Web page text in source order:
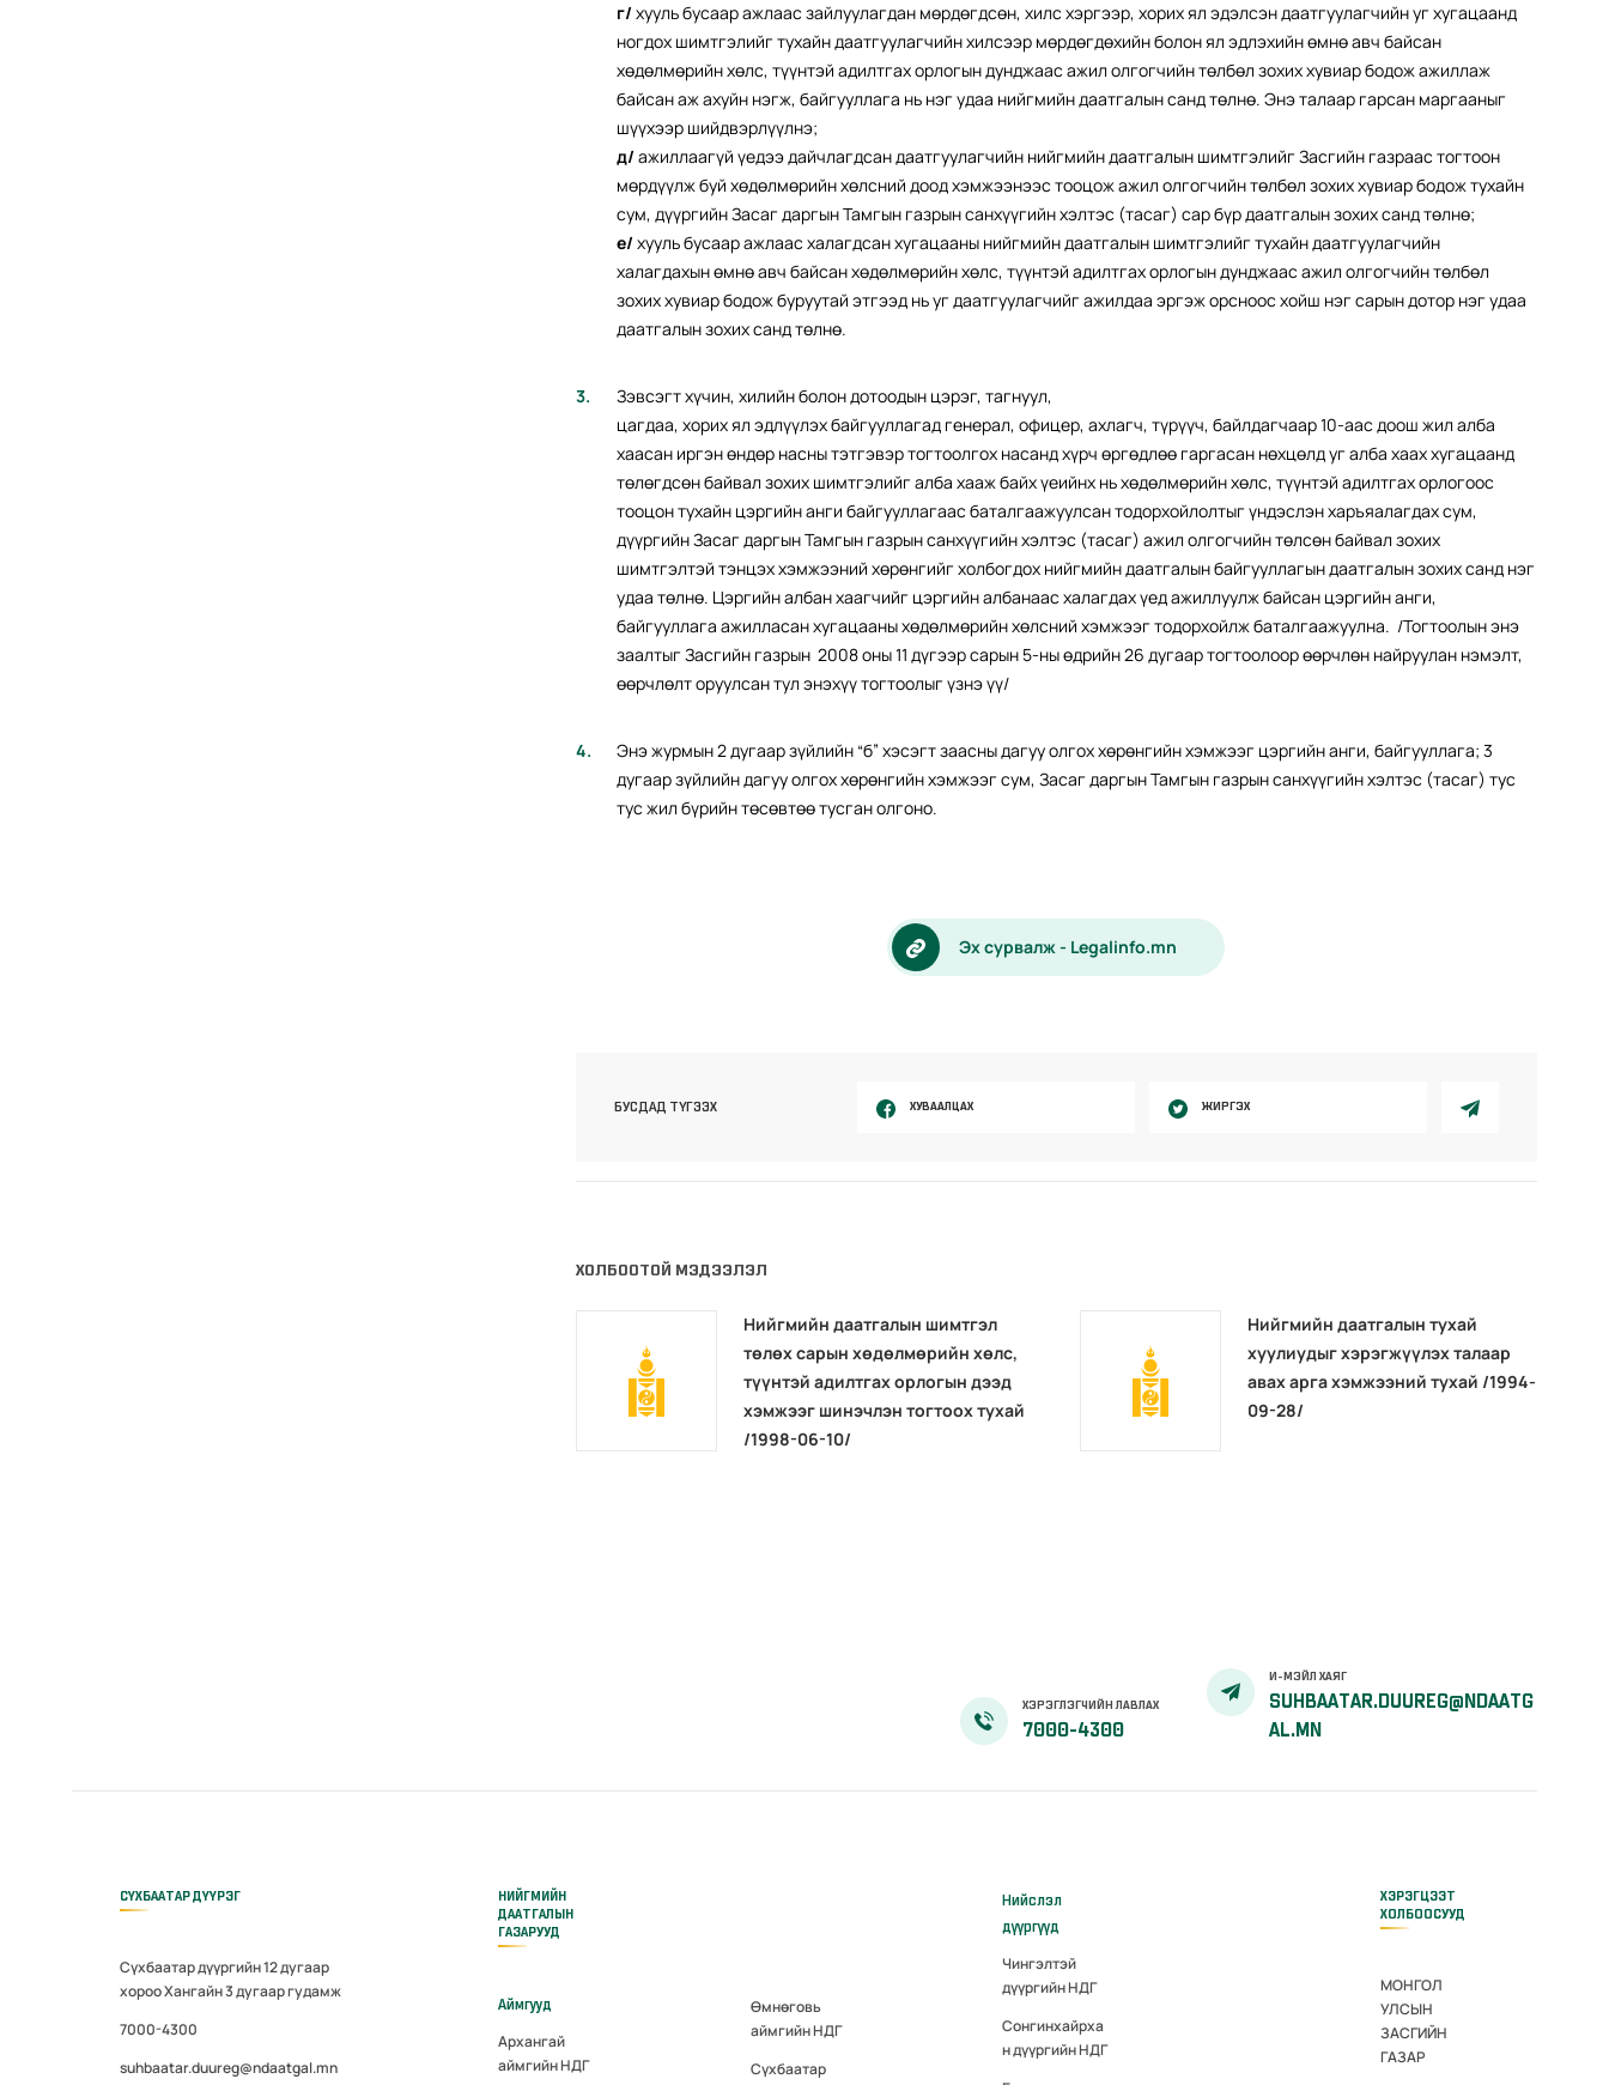
г/ хууль бусаар ажлаас зайлуулагдан мөрдөгдсөн, хилс хэргээр, хорих ял эдэлсэн даатгуулагчийн уг хугацаанд
ногдох шимтгэлийг тухайн даатгуулагчийн хилсээр мөрдөгдөхийн болон ял эдлэхийн өмнө авч байсан
хөдөлмөрийн хөлс, түүнтэй адилтгах орлогын дунджаас ажил олгогчийн төлбөл зохих хувиар бодож ажиллаж
байсан аж ахуйн нэгж, байгууллага нь нэг удаа нийгмийн даатгалын санд төлнө. Энэ талаар гарсан маргааныг
шүүхээр шийдвэрлүүлнэ;
д/ ажиллаагүй үедээ дайчлагдсан даатгуулагчийн нийгмийн даатгалын шимтгэлийг Засгийн газраас тогтоон
мөрдүүлж буй хөдөлмөрийн хөлсний доод хэмжээнээс тооцож ажил олгогчийн төлбөл зохих хувиар бодож тухайн
сум, дүүргийн Засаг даргын Тамгын газрын санхүүгийн хэлтэс (тасаг) сар бүр даатгалын зохих санд төлнө;
е/ хууль бусаар ажлаас халагдсан хугацааны нийгмийн даатгалын шимтгэлийг тухайн даатгуулагчийн
халагдахын өмнө авч байсан хөдөлмөрийн хөлс, түүнтэй адилтгах орлогын дунджаас ажил олгогчийн төлбөл
зохих хувиар бодож буруутай этгээд нь уг даатгуулагчийг ажилдаа эргэж орсноос хойш нэг сарын дотор нэг удаа
даатгалын зохих санд төлнө.
Зэвсэгт хүчин, хилийн болон дотоодын цэрэг, тагнуул,
цагдаа, хорих ял эдлүүлэх байгууллагад генерал, офицер, ахлагч, түрүүч, байлдагчаар 10-аас доош жил алба
хаасан иргэн өндөр насны тэтгэвэр тогтоолгох насанд хүрч өргөдлөө гаргасан нөхцөлд уг алба хаах хугацаанд
төлөгдсөн байвал зохих шимтгэлийг алба хааж байх үеийнх нь хөдөлмөрийн хөлс, түүнтэй адилтгах орлогоос
тооцон тухайн цэргийн анги байгууллагаас баталгаажуулсан тодорхойлолтыг үндэслэн харъяалагдах сум,
дүүргийн Засаг даргын Тамгын газрын санхүүгийн хэлтэс (тасаг) ажил олгогчийн төлсөн байвал зохих
шимтгэлтэй тэнцэх хэмжээний хөрөнгийг холбогдох нийгмийн даатгалын байгууллагын даатгалын зохих санд нэг
удаа төлнө. Цэргийн албан хаагчийг цэргийн албанаас халагдах үед ажиллуулж байсан цэргийн анги,
байгууллага ажилласан хугацааны хөдөлмөрийн хөлсний хэмжээг тодорхойлж баталгаажуулна. /Тогтоолын энэ
заалтыг Засгийн газрын 2008 оны 11 дүгээр сарын 5-ны өдрийн 26 дугаар тогтоолоор өөрчлөн найруулан нэмэлт,
өөрчлөлт оруулсан тул энэхүү тогтоолыг үзнэ үү/
Энэ журмын 2 дугаар зүйлийн “б” хэсэгт заасны дагуу олгох хөрөнгийн хэмжээг цэргийн анги, байгууллага; 3
дугаар зүйлийн дагуу олгох хөрөнгийн хэмжээг сум, Засаг даргын Тамгын газрын санхүүгийн хэлтэс (тасаг) тус
тус жил бүрийн төсөвтөө тусган олгоно.
Эх сурвалж - Legalinfo.mn
БУСДАД ТҮГЭЭХ ХУВААЛЦАХ ЖИРГЭХ
ХОЛБООТОЙ МЭДЭЭЛЭЛ
Нийгмийн даатгалын шимтгэл
төлөх сарын хөдөлмөрийн хөлс,
түүнтэй адилтгах орлогын дээд
хэмжээг шинэчлэн тогтоох тухай
/1998-06-10/
Нийгмийн даатгалын тухай
хуулиудыг хэрэгжүүлэх талаар
авах арга хэмжээний тухай /1994-
09-28/
ХЭРЭГЛЭГЧИЙН ЛАВЛАХ
7000-4300
И-МЭЙЛ ХАЯГ
SUHBAATAR.DUUREG@NDAATG
AL.MN
СҮХБААТАР ДҮҮРЭГ
Сүхбаатар дүүргийн 12 дугаар
хороо Хангайн 3 дугаар гудамж
7000-4300
suhbaatar.duureg@ndaatgal.mn
НИЙГМИЙН
ДААТГАЛЫН
ГАЗАРУУД
Аймгууд
Архангай
аймгийн НДГ
Өмнөговь
аймгийн НДГ
Сүхбаатар
Нийслэл
дүүргүүд
Чингэлтэй
дүүргийн НДГ
Сонгинхайрха
н дүүргийн НДГ
ХЭРЭГЦЭЭТ
ХОЛБООСУУД
МОНГОЛ
УЛСЫН
ЗАСГИЙН
ГАЗАР